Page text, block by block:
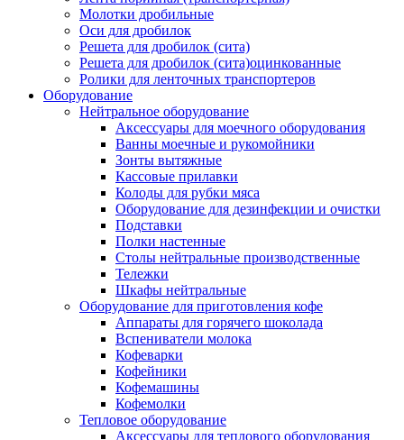
Молотки дробильные
Оси для дробилок
Решета для дробилок (сита)
Решета для дробилок (сита)оцинкованные
Ролики для ленточных транспортеров
Оборудование
Нейтральное оборудование
Аксессуары для моечного оборудования
Ванны моечные и рукомойники
Зонты вытяжные
Кассовые прилавки
Колоды для рубки мяса
Оборудование для дезинфекции и очистки
Подставки
Полки настенные
Столы нейтральные производственные
Тележки
Шкафы нейтральные
Оборудование для приготовления кофе
Аппараты для горячего шоколада
Вспениватели молока
Кофеварки
Кофейники
Кофемашины
Кофемолки
Тепловое оборудование
Аксессуары для теплового оборудования